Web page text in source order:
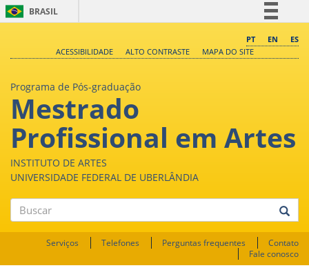
BRASIL
Comunica BR
Canais
PT EN
ES
ACESSIBILIDADE
ALTO CONTRASTE MAPA DO SITE
Programa de Pós-graduação
Mestrado
Profissional em Artes
INSTITUTO DE ARTES
UNIVERSIDADE FEDERAL DE UBERLÂNDIA
Buscar
Serviços Telefones Perguntas frequentes
Contato
Fale conosco